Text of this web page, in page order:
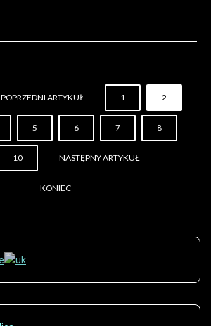
POPRZEDNI ARTYKUŁ 1 2
5 6 7 8
10 NASTĘPNY ARTYKUŁ
KONIEC